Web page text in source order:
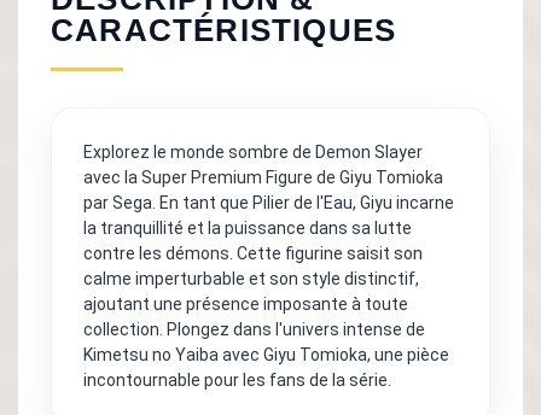
CARACTÉRISTIQUES
Explorez le monde sombre de Demon Slayer
avec la Super Premium Figure de Giyu Tomioka
par Sega. En tant que Pilier de l'Eau, Giyu incarne
la tranquillité et la puissance dans sa lutte
contre les démons. Cette figurine saisit son
calme imperturbable et son style distinctif,
ajoutant une présence imposante à toute
collection. Plongez dans l'univers intense de
Kimetsu no Yaiba avec Giyu Tomioka, une pièce
incontournable pour les fans de la série.